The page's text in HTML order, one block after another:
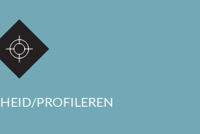
PROFILEREN